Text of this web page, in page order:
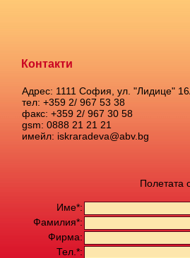
Контакти
Адрес: 1111 София, ул. "Лидице"
тел: +359 2/ 967 53 38
факс: +359 2/ 967 30 58
gsm: 0888 21 21 21
имейл: iskraradeva@abv.bg
Полетата
Име*:
Фамилия*:
Фирма:
Тел.*: